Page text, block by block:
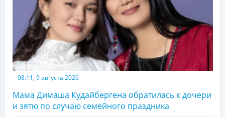
08:11, 9 августа 2026
Мама Димаша Кудайбергена обратилась к дочери
и зятю по случаю семейного праздника